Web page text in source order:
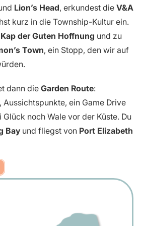
Lion’s Head, erkundest die V&A
kurz in die Township-Kultur ein.
Kap der Guten Hoffnung und zu
Town, ein Stopp, den wir auf
dann die Garden Route:
Aussichtspunkte, ein Game Drive
noch Wale vor der Küste. Du
Bay und fliegst von Port Elizabeth